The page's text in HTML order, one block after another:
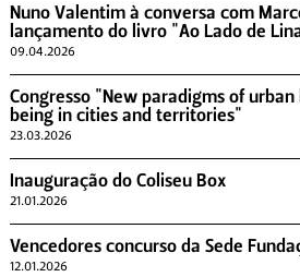
Nuno Valentim à conversa com
lançamento do livro "Ao Lado de
09.04.2026
Congresso "New paradigms of
being in cities and territories"
23.03.2026
Inauguração do Coliseu Box
21.01.2026
Vencedores concurso da Sede
12.01.2026